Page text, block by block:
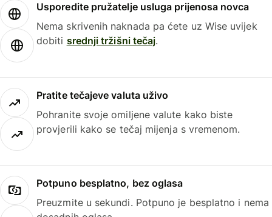
Usporedite pružatelje usluga prijenosa novca
Nema skrivenih naknada pa ćete uz Wise uvijek
dobiti srednji tržišni tečaj.
Pratite tečajeve valuta uživo
Pohranite svoje omiljene valute kako biste
provjerili kako se tečaj mijenja s vremenom.
Potpuno besplatno, bez oglasa
Preuzmite u sekundi. Potpuno je besplatno i nema